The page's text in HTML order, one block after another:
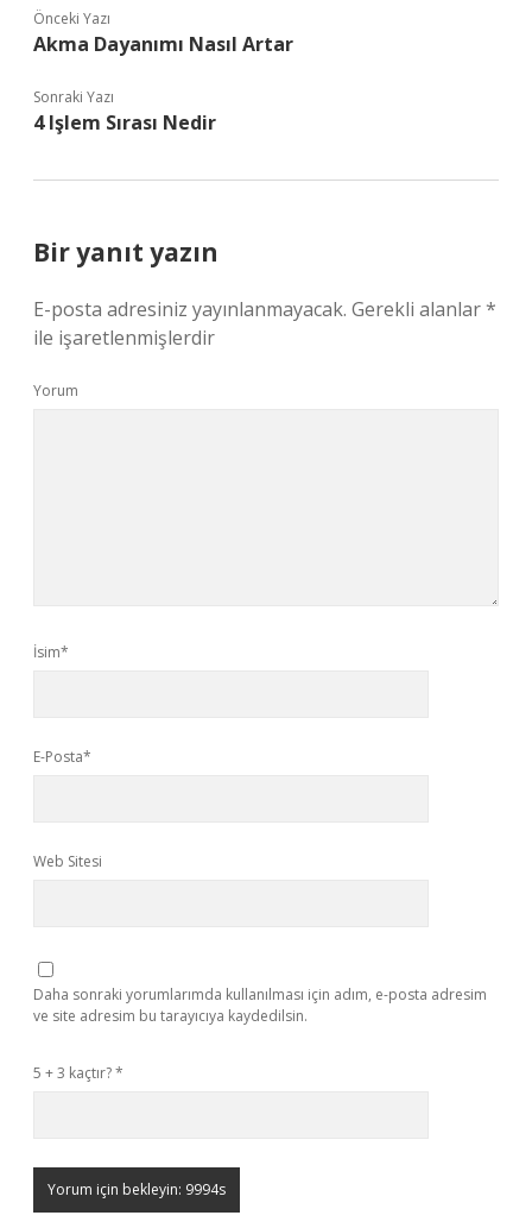
Önceki Yazı
Akma Dayanımı Nasıl Artar
Sonraki Yazı
4 Işlem Sırası Nedir
Bir yanıt yazın
E-posta adresiniz yayınlanmayacak. Gerekli alanlar*
ile işaretlenmişlerdir
Yorum
İsim*
E-Posta*
Web Sitesi
Daha sonraki yorumlarımda kullanılması için adım, e-posta adresim
ve site adresim bu tarayıcıya kaydedilsin.
5 + 3 kaçtır?*